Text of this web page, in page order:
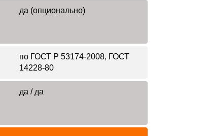
да (опционально)
по ГОСТ Р 53174-2008, ГОСТ
14228-80
да / да